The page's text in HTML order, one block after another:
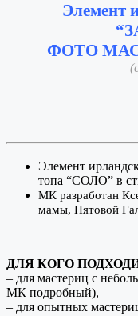
Элемент
ФОТО
Элемент
топа “СОЛО” в
МК разработан
мамы, Пятовой
ДЛЯ КОГО
– для мастериц с
МК подробный),
– для опытных